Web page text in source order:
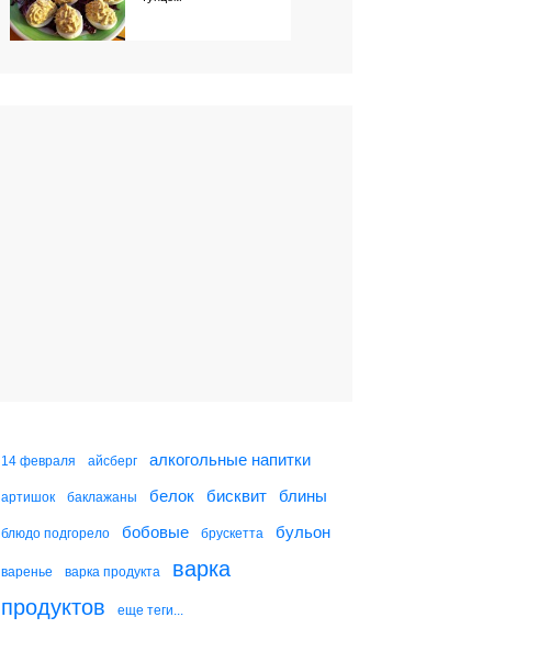
Яйца, фаршированные
сельдью
14 февраля айсберг алкогольные напитки
артишок баклажаны белок бисквит блины
блюдо подгорело бобовые брускетта бульон
варенье варка продукта
варка
продуктов
еще теги...